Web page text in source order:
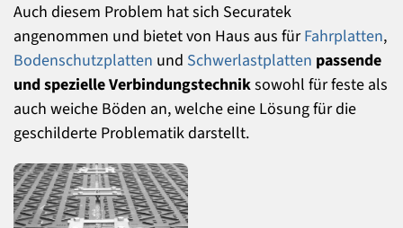
Auch diesem Problem hat sich Securatek
angenommen und bietet von Haus aus fürFahrplatten,
Bodenschutzplatten und Schwerlastplatten passende
und spezielle Verbindungstechniksowohl für feste als
auch weiche Böden an, welche eine Lösung für die
geschilderte Problematik darstellt.